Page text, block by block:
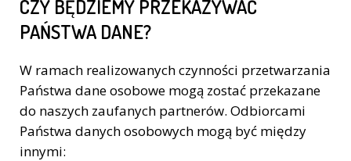
CZY BĘDZIEMY PRZEKAZYWAĆ
PAŃSTWA DANE?
W ramach realizowanych czynności przetwarzania
Państwa dane osobowe mogą zostać przekazane
do naszych zaufanych partnerów. Odbiorcami
Państwa danych osobowych mogą być między
innymi: